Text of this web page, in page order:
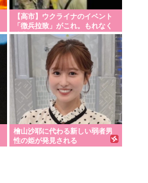
【高市】ウクライナのイベント
「徴兵拉致」がこれ。もれなく
特典付きで前線で銃弾orドロー
ン爆弾のプレゼントが貰える！
檜山沙耶に代わる新しい弱者男
性の姫が発見される